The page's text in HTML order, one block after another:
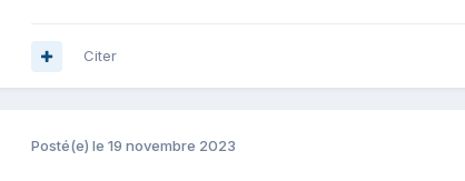
Citer
Posté(e) le 19 novembre 2023